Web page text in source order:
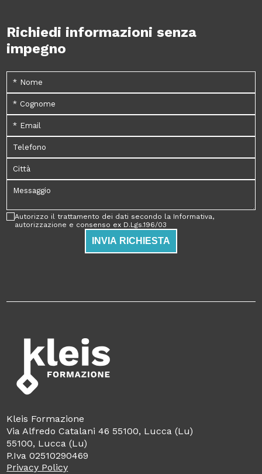
Richiedi informazioni senza
impegno
Autorizzo il trattamento dei dati secondo la Informativa,
autorizzazione e consenso ex D.Lgs.196/03
INVIA RICHIESTA
Kleis Formazione
Via Alfredo Catalani 46 55100, Lucca (Lu)
55100, Lucca (Lu)
P.Iva 02510290469
Privacy Policy